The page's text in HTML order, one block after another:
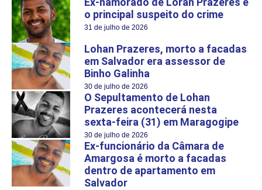
o principal suspeito do crime
31 de julho de 2026
Lohan Prazeres, morto a facadas
em Salvador era assessor de
Binho Galinha
30 de julho de 2026
O Sepultamento de Lohan
Prazeres acontecerá nesta
sexta-feira (31) em Maragogipe
30 de julho de 2026
Ex-funcionário da Câmara de
Amargosa é morto a facadas
dentro de apartamento em
Salvador